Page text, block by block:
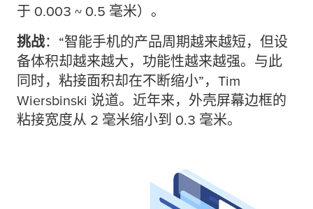
于 0.003 ~ 0.5 毫米）。
挑战：“智能手机的产品周期越来越短，但设
备体积却越来越大，功能性越来越强。与此
同时，粘接面积却在不断缩小”，Tim
Wiersbinski 说道。近年来，外壳屏幕边框的
粘接宽度从 2 毫米缩小到 0.3 毫米。